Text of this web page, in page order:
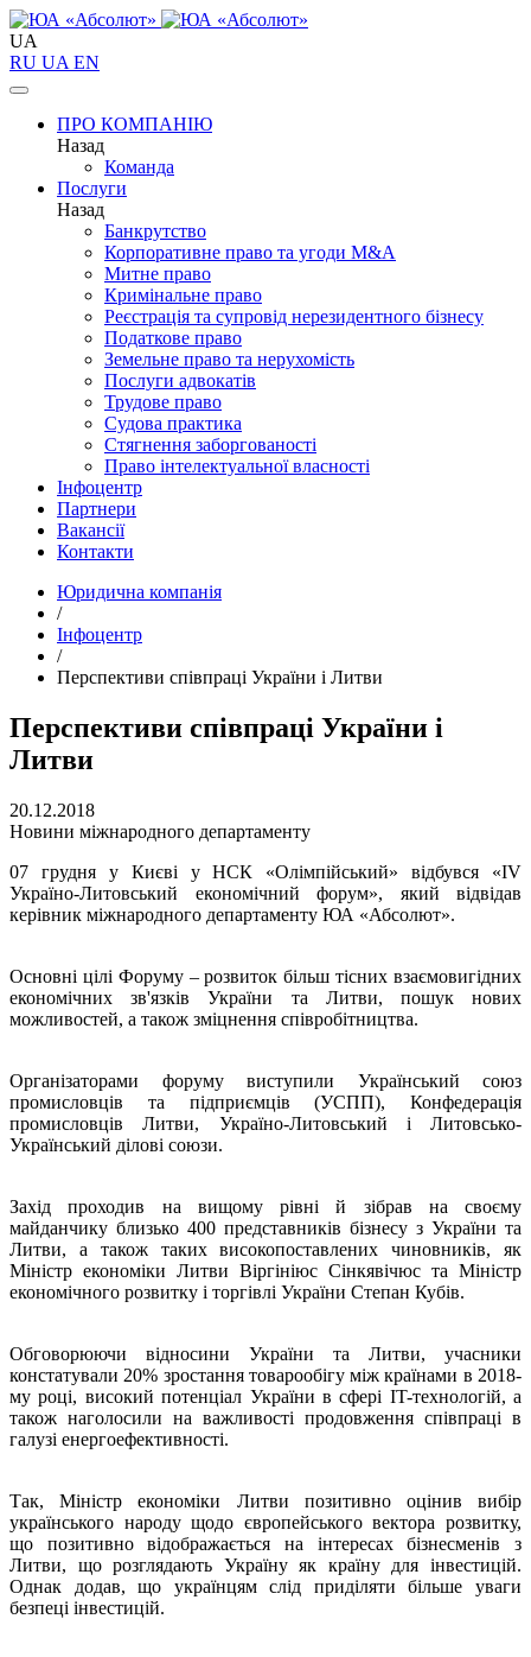
UA
RU UA EN
ПРО КОМПАНІЮ
Назад
Команда
Послуги
Назад
Банкрутство
Корпоративне право та угоди M&A
Митне право
Кримінальне право
Реєстрація та супровід нерезидентного бізнесу
Податкове право
Земельне право та нерухомість
Послуги адвокатів
Трудове право
Судова практика
Стягнення заборгованості
Право інтелектуальної власності
Інфоцентр
Партнери
Вакансії
Контакти
Юридична компанія
/
Інфоцентр
/
Перспективи співпраці України і Литви
Перспективи співпраці України і
Литви
20.12.2018
Новини міжнародного департаменту
07 грудня у Києві у НСК «Олімпійський» відбувся «IV
Україно-Литовський економічний форум», який відвідав
керівник міжнародного департаменту ЮА «Абсолют».
Основні цілі Форуму – розвиток більш тісних взаємовигідних
економічних зв'язків України та Литви, пошук нових
можливостей, а також зміцнення співробітництва.
Організаторами форуму виступили Український союз
промисловців та підприємців (УСПП), Конфедерація
промисловців Литви, Україно-Литовський і Литовсько-
Український ділові союзи.
Захід проходив на вищому рівні й зібрав на своєму
майданчику близько 400 представників бізнесу з України та
Литви, а також таких високопоставлених чиновників, як
Міністр економіки Литви Віргініюс Сінкявічюс та Міністр
економічного розвитку і торгівлі України Степан Кубів.
Обговорюючи відносини України та Литви, учасники
констатували 20% зростання товарообігу між країнами в 2018-
му році, високий потенціал України в сфері IT-технологій, а
також наголосили на важливості продовження співпраці в
галузі енергоефективності.
Так, Міністр економіки Литви позитивно оцінив вибір
українського народу щодо європейського вектора розвитку,
що позитивно відображається на інтересах бізнесменів з
Литви, що розглядають Україну як країну для інвестицій.
Однак додав, що українцям слід приділяти більше уваги
безпеці інвестицій.